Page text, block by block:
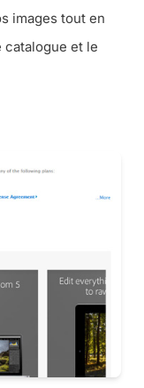
images tout en
et le